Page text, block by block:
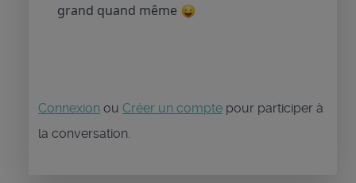
grand quand même
Connexion ou Créer un compte pour participer à
la conversation.